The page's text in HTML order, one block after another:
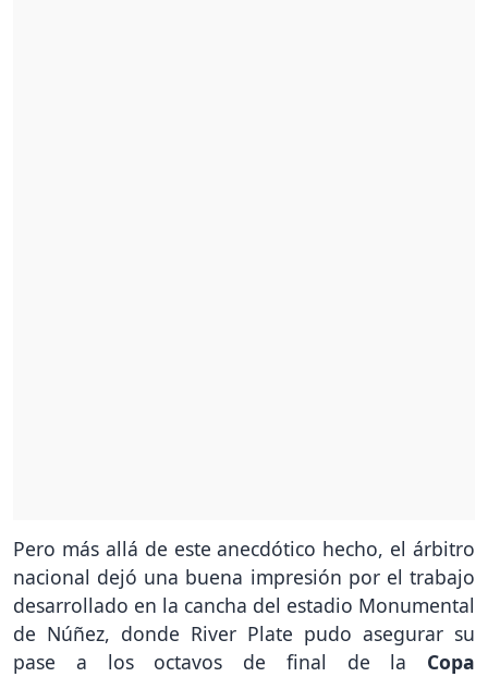
Pero más allá de este anecdótico hecho, el árbitro
nacional dejó una buena impresión por el trabajo
desarrollado en la cancha del estadio Monumental
de Núñez, donde River Plate pudo asegurar su
pase a los octavos de final de la Copa